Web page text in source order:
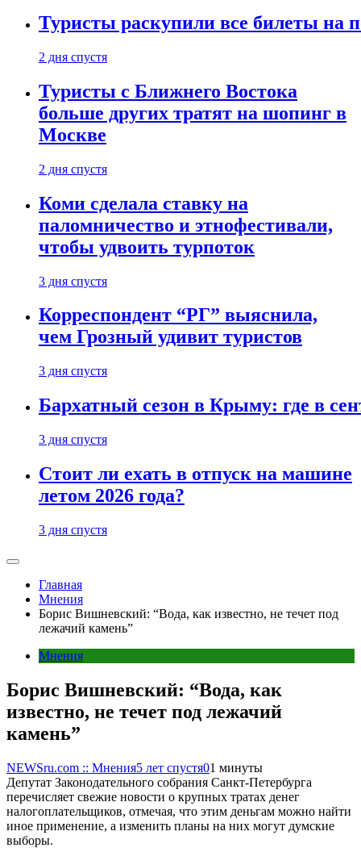
Туристы раскупили все билеты на
2 дня спустя
Туристы с Ближнего Востока
больше других тратят на шопинг в
Москве
2 дня спустя
Коми сделала ставку на
паломничество и этнофестивали,
чтобы удвоить турпоток
3 дня спустя
Корреспондент “РГ” выяснила,
чем Грозный удивит туристов
3 дня спустя
Бархатный сезон в Крыму: где в
3 дня спустя
Стоит ли ехать в отпуск на машине
летом 2026 года?
3 дня спустя
Главная
Мнения
Борис Вишневский: “Вода, как известно, не течет под
лежачий камень”
Мнения
Борис Вишневский: “Вода, как
известно, не течет под лежачий
камень”
NEWSru.com :: Мнения5 лет спустя01 минуты
Депутат Законодательного собрания Санкт-Петербурга
перечисляет свежие новости о крупных тратах денег
налогоплательщиков, отмечая, что этим деньгам можно найти
иное применение, а изменить планы на них могут думские
выборы.